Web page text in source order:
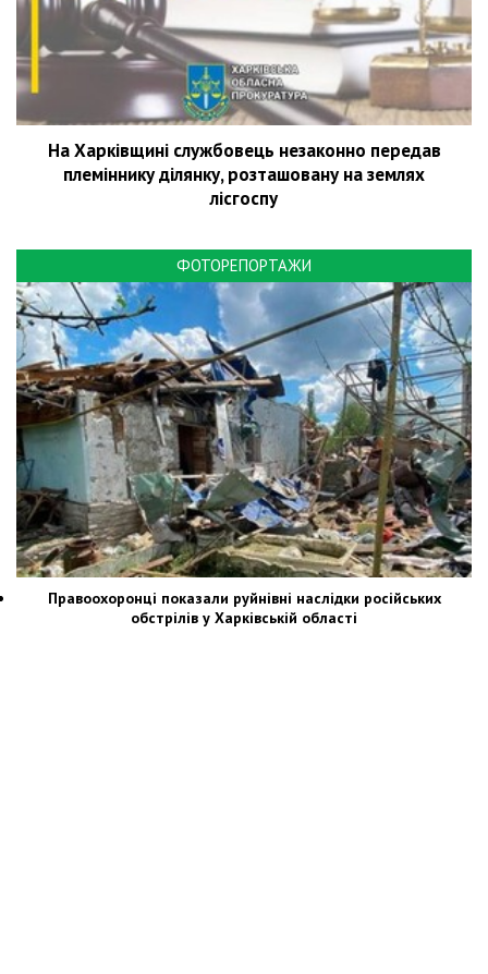
На Харківщині службовець незаконно передав
племіннику ділянку, розташовану на землях
лісгоспу
ФОТОРЕПОРТАЖИ
Правоохоронці показали руйнівні наслідки російських
обстрілів у Харківській області